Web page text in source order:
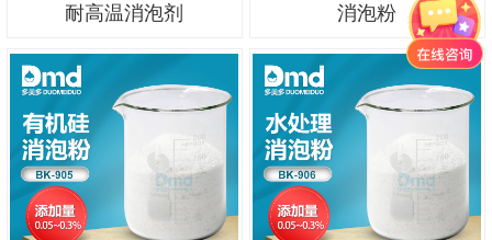
耐高温消泡剂 消泡粉